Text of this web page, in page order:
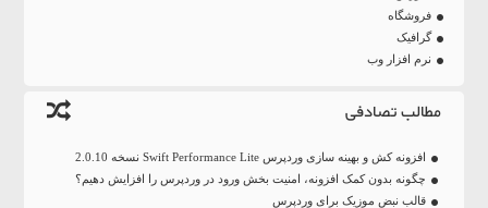
فروشگاه
گرافیک
نرم افزار وب
مطالب تصادفی
افزونه کش و بهینه سازی وردپرس Swift Performance Lite نسخه 2.0.10
چگونه بدون کمک افزونه، امنیت بخش ورود در وردپرس را افزایش دهیم؟
قالب نبض موزیک برای وردپرس